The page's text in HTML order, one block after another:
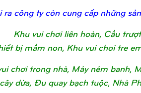
ra công ty còn cung cấp những
Khu vui chơi liên hoàn, Cầu
bị mầm non, Khu vui choi tre
chơi trong nhà, Máy ném banh,
dừa, Đu quay bạch tuộc, Nhà